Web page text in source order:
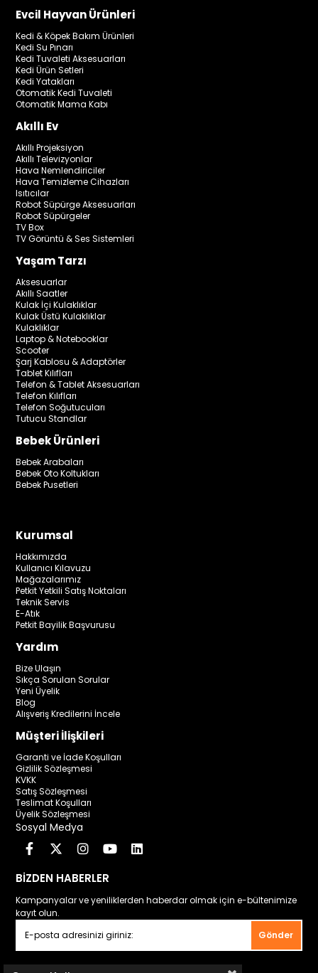
Evcil Hayvan Ürünleri
Kedi & Köpek Bakım Ürünleri
Kedi Su Pınarı
Kedi Tuvaleti Aksesuarları
Kedi Ürün Setleri
Kedi Yatakları
Otomatik Kedi Tuvaleti
Otomatik Mama Kabı
Akıllı Ev
Akıllı Projeksiyon
Akıllı Televizyonlar
Hava Nemlendiriciler
Hava Temizleme Cihazları
Isıtıcılar
Robot Süpürge Aksesuarları
Robot Süpürgeler
TV Box
TV Görüntü & Ses Sistemleri
Yaşam Tarzı
Aksesuarlar
Akıllı Saatler
Kulak İçi Kulaklıklar
Kulak Üstü Kulaklıklar
Kulaklıklar
Laptop & Notebooklar
Scooter
Şarj Kablosu & Adaptörler
Tablet Kılıfları
Telefon & Tablet Aksesuarları
Telefon Kılıfları
Telefon Soğutucuları
Tutucu Standlar
Bebek Ürünleri
Bebek Arabaları
Bebek Oto Koltukları
Bebek Pusetleri
Kurumsal
Hakkımızda
Kullanıcı Kılavuzu
Mağazalarımız
Petkit Yetkili Satış Noktaları
Teknik Servis
E-Atık
Petkit Bayilik Başvurusu
Yardım
Bize Ulaşın
Sıkça Sorulan Sorular
Yeni Üyelik
Blog
Alışveriş Kredilerini İncele
Müşteri İlişkileri
Garanti ve İade Koşulları
Gizlilik Sözleşmesi
KVKK
Satış Sözleşmesi
Teslimat Koşulları
Üyelik Sözleşmesi
Sosyal Medya
BİZDEN HABERLER
Kampanyalar ve yeniliklerden haberdar olmak için e-bültenimize
kayıt olun.
Gönder